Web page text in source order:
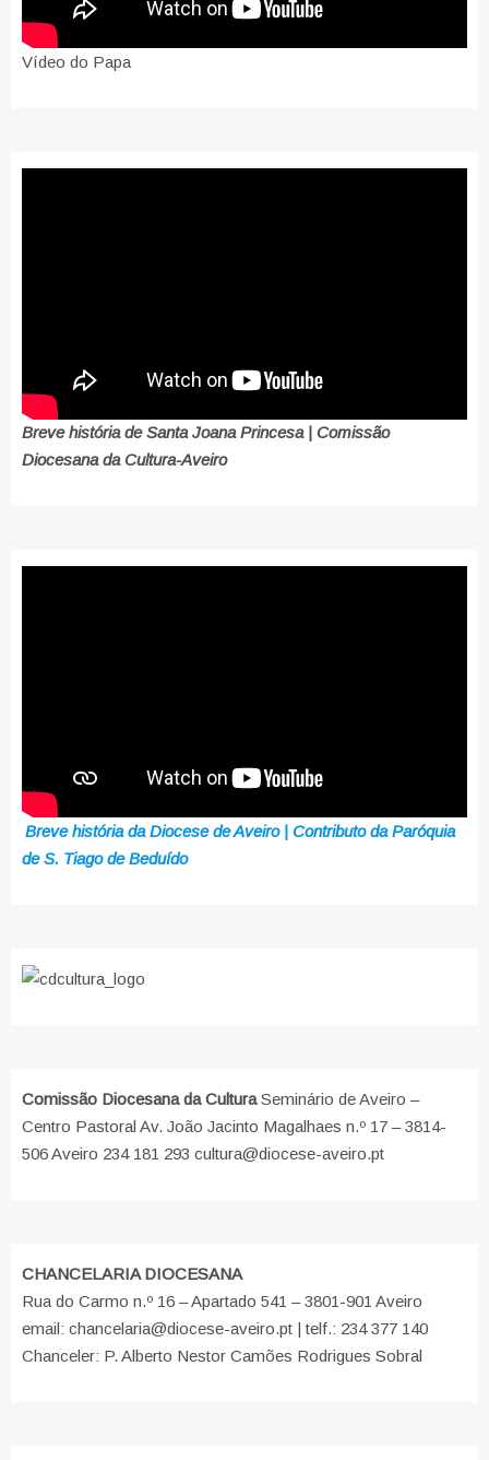
Vídeo do Papa
Breve história de Santa Joana Princesa | Comissão
Diocesana da Cultura-Aveiro
Breve história da Diocese de Aveiro | Contributo da Paróquia
de S. Tiago de Beduído
Comissão Diocesana da CulturaSeminário de Aveiro –
Centro Pastoral Av. João Jacinto Magalhaes n.º 17 – 3814-
506 Aveiro 234 181 293 cultura@diocese-aveiro.pt
CHANCELARIA DIOCESANA
Rua do Carmo n.º 16 – Apartado 541 – 3801-901 Aveiro
email: chancelaria@diocese-aveiro.pt | telf.: 234 377 140
Chanceler: P. Alberto Nestor Camões Rodrigues Sobral